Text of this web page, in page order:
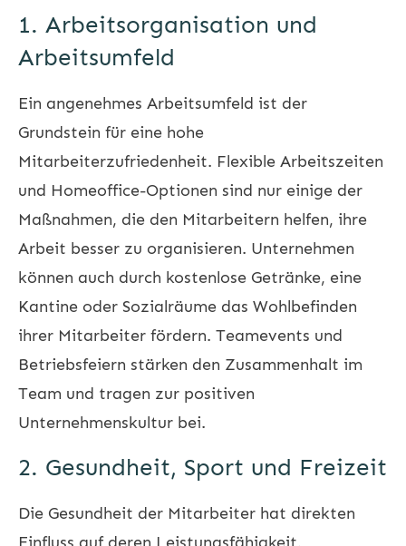
1. Arbeitsorganisation und
Arbeitsumfeld
Ein angenehmes Arbeitsumfeld ist der
Grundstein für eine hohe
Mitarbeiterzufriedenheit. Flexible Arbeitszeiten
und Homeoffice-Optionen sind nur einige der
Maßnahmen, die den Mitarbeitern helfen, ihre
Arbeit besser zu organisieren. Unternehmen
können auch durch kostenlose Getränke, eine
Kantine oder Sozialräume das Wohlbefinden
ihrer Mitarbeiter fördern. Teamevents und
Betriebsfeiern stärken den Zusammenhalt im
Team und tragen zur positiven
Unternehmenskultur bei.
2. Gesundheit, Sport und Freizeit
Die Gesundheit der Mitarbeiter hat direkten